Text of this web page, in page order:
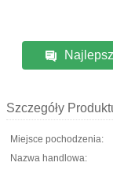
Szczegóły
Miejsce pochodzenia:
Nazwa handlowa: